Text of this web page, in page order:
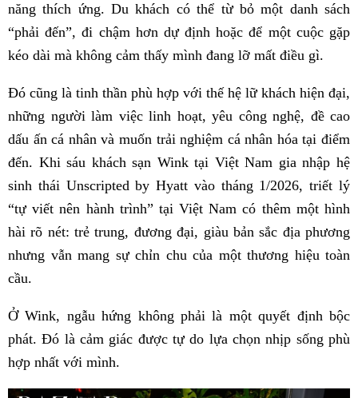
năng thích ứng. Du khách có thể từ bỏ một danh sách
“phải đến”, đi chậm hơn dự định hoặc để một cuộc gặp
kéo dài mà không cảm thấy mình đang lỡ mất điều gì.
Đó cũng là tinh thần phù hợp với thế hệ lữ khách hiện đại,
những người làm việc linh hoạt, yêu công nghệ, đề cao
dấu ấn cá nhân và muốn trải nghiệm cá nhân hóa tại điểm
đến. Khi sáu khách sạn Wink tại Việt Nam gia nhập hệ
sinh thái Unscripted by Hyatt vào tháng 1/2026, triết lý
“tự viết nên hành trình” tại Việt Nam có thêm một hình
hài rõ nét: trẻ trung, đương đại, giàu bản sắc địa phương
nhưng vẫn mang sự chỉn chu của một thương hiệu toàn
cầu.
Ở Wink, ngẫu hứng không phải là một quyết định bộc
phát. Đó là cảm giác được tự do lựa chọn nhịp sống phù
hợp nhất với mình.